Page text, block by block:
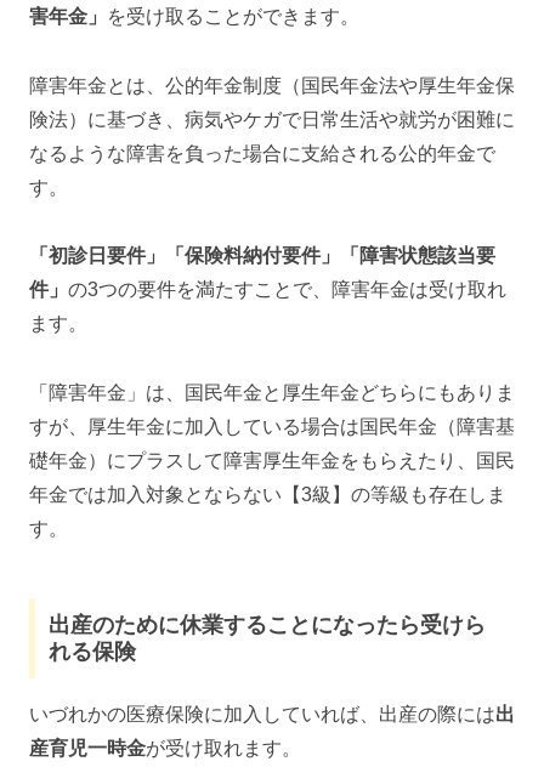
害年金」
を受け取ることができます。
障害年金とは、公的年金制度（国民年金法や厚生年金保
険法）に基づき、病気やケガで日常生活や就労が困難に
なるような障害を負った場合に支給される公的年金で
す。
「初診日要件」「保険料納付要件」「障害状態該当要
件」 の3つの要件を満たすことで、障害年金は受け取れ
ます。
「障害年金」は、国民年金と厚生年金どちらにもありま
すが、厚生年金に加入している場合は国民年金（障害基
礎年金）にプラスして障害厚生年金をもらえたり、国民
年金では加入対象とならない【3級】の等級も存在しま
す。
出産のために休業することになったら受けら
れる保険
いづれかの医療保険に加入していれば、出産の際には出
産育児一時金が受け取れます。